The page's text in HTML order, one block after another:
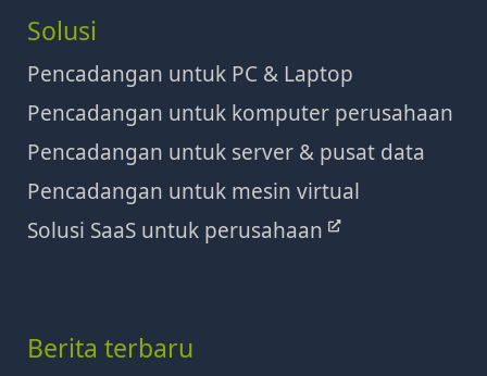
Solusi
Pencadangan untuk PC & Laptop
Pencadangan untuk komputer perusahaan
Pencadangan untuk server & pusat data
Pencadangan untuk mesin virtual
Solusi SaaS untuk perusahaan
Berita terbaru